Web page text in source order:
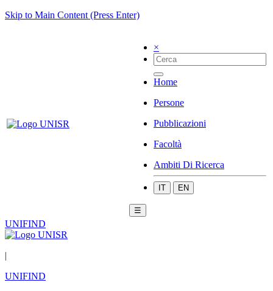
Skip to Main Content (Press Enter)
×
Home
Persone
Pubblicazioni
Facoltà
Ambiti Di Ricerca
IT EN
☰
UNIFIND
|
UNIFIND